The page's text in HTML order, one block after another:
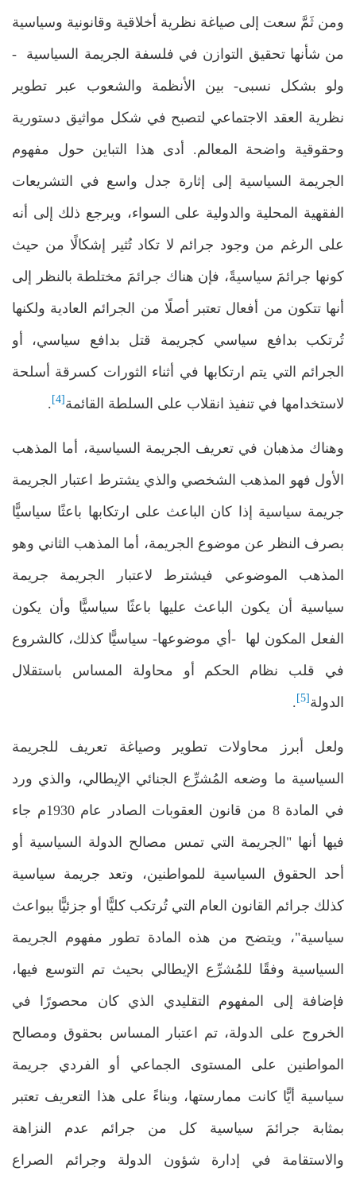
ومن ثَمَّ سعت إلى صياغة نظرية أخلاقية وقانونية وسياسية
من شأنها تحقيق التوازن في فلسفة الجريمة السياسية -
ولو بشكل نسبى- بين الأنظمة والشعوب عبر تطوير
نظرية العقد الاجتماعي لتصبح في شكل مواثيق دستورية
وحقوقية واضحة المعالم. أدى هذا التباين حول مفهوم
الجريمة السياسية إلى إثارة جدل واسع في التشريعات
الفقهية المحلية والدولية على السواء، ويرجع ذلك إلى أنه
على الرغم من وجود جرائم لا تكاد تُثير إشكالًا من حيث
كونها جرائمَ سياسيةً، فإن هناك جرائمَ مختلطة بالنظر إلى
أنها تتكون من أفعال تعتبر أصلًا من الجرائم العادية ولكنها
تُرتكب بدافع سياسي كجريمة قتل بدافع سياسي، أو
الجرائم التي يتم ارتكابها في أثناء الثورات كسرقة أسلحة
لاستخدامها في تنفيذ انقلاب على السلطة القائمة [4]
.
وهناك مذهبان في تعريف الجريمة السياسية، أما المذهب
الأول فهو المذهب الشخصي والذي يشترط اعتبار الجريمة
جريمة سياسية إذا كان الباعث على ارتكابها باعثًا سياسيًّا
بصرف النظر عن موضوع الجريمة، أما المذهب الثاني وهو
المذهب الموضوعي فيشترط لاعتبار الجريمة جريمة
سياسية أن يكون الباعث عليها باعثًا سياسيًّا وأن يكون
الفعل المكون لها -أي موضوعها- سياسيًّا كذلك، كالشروع
في قلب نظام الحكم أو محاولة المساس باستقلال
الدولة [5]
.
ولعل أبرز محاولات تطوير وصياغة تعريف للجريمة
السياسية ما وضعه المُشرِّع الجنائي الإيطالي، والذي ورد
في المادة 8 من قانون العقوبات الصادر عام 1930م جاء
فيها أنها "الجريمة التي تمس مصالح الدولة السياسية أو
أحد الحقوق السياسية للمواطنين، وتعد جريمة سياسية
كذلك جرائم القانون العام التي تُرتكب كليًّا أو جزئيًّا ببواعث
سياسية"، ويتضح من هذه المادة تطور مفهوم الجريمة
السياسية وفقًا للمُشرِّع الإيطالي بحيث تم التوسع فيها،
فإضافة إلى المفهوم التقليدي الذي كان محصورًا في
الخروج على الدولة، تم اعتبار المساس بحقوق ومصالح
المواطنين على المستوى الجماعي أو الفردي جريمة
سياسية أيًّا كانت ممارستها، وبناءً على هذا التعريف تعتبر
بمثابة جرائمَ سياسية كل من جرائم عدم النزاهة
والاستقامة في إدارة شؤون الدولة وجرائم الصراع